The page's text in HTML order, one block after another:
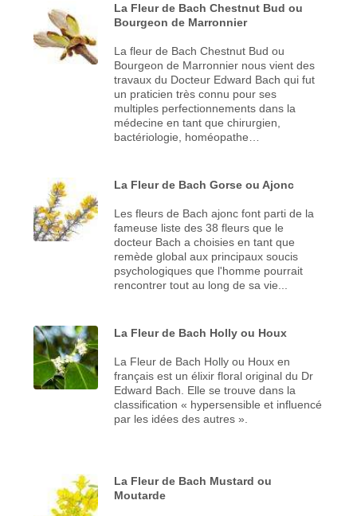
La Fleur de Bach Chestnut Bud ou
Bourgeon de Marronnier
La fleur de Bach Chestnut Bud ou
Bourgeon de Marronnier nous vient des
travaux du Docteur Edward Bach qui fut
un praticien très connu pour ses
multiples perfectionnements dans la
médecine en tant que chirurgien,
bactériologie, homéopathe…
La Fleur de Bach Gorse ou Ajonc
Les fleurs de Bach ajonc font parti de la
fameuse liste des 38 fleurs que le
docteur Bach a choisies en tant que
remède global aux principaux soucis
psychologiques que l'homme pourrait
rencontrer tout au long de sa vie...
La Fleur de Bach Holly ou Houx
La Fleur de Bach Holly ou Houx en
français est un élixir floral original du Dr
Edward Bach. Elle se trouve dans la
classification « hypersensible et influencé
par les idées des autres ».
La Fleur de Bach Mustard ou
Moutarde